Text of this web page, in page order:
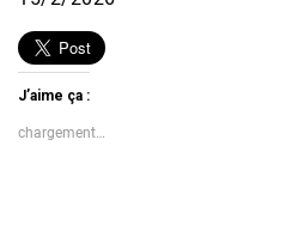
J’aime ça :
chargement…